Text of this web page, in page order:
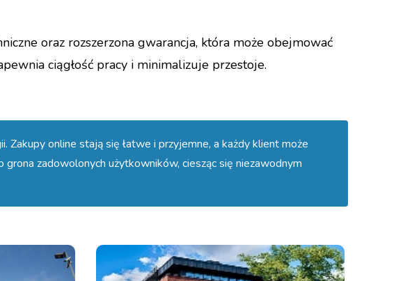
oraz rozszerzona gwarancja, która może obejmować
ciągłość pracy i minimalizuje przestoje.
online stają się łatwe i przyjemne, a każdy klient może
grona zadowolonych użytkowników, ciesząc się niezawodnym